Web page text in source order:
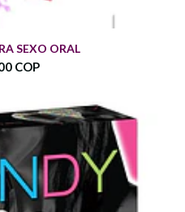
SEXO ORAL
COP